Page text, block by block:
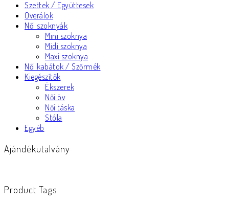
Szettek / Együttesek
Overálok
Női szoknyák
Mini szoknya
Midi szoknya
Maxi szoknya
Női kabátok / Szőrmék
Kiegészítők
Ékszerek
Női öv
Női táska
Stóla
Egyéb
Ajándékutalvány
Product Tags